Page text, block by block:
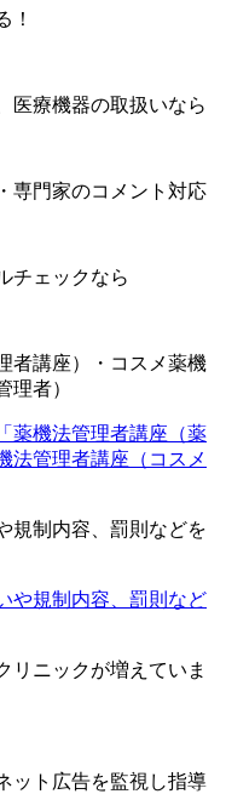
！
医療機器の取扱いなら
専門家のコメント対応
チェックなら
者講座）・コスメ薬機
理者）
規制内容、罰則などを
リニックが増えていま
ット広告を監視し指導